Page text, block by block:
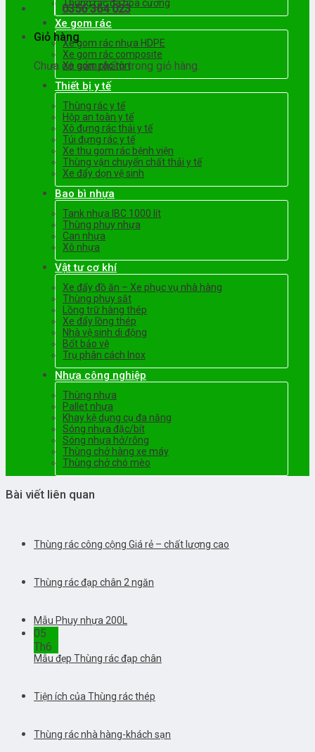
0356 364 023
Giỏ hàng
Chưa có sản phẩm trong giỏ hàng.
Thùng rác đá hoa cương
Xe gom rác
Xe gom rác nhựa HDPE
Xe gom rác composite
Xe gom rác tôn
Thiết bị y tế
Thùng rác y tế
Hộp an toàn y tế
Xô đựng rác thải y tế
Túi đựng rác y tế
Xe thu gom rác bệnh viện
Thùng vận chuyển chất thải y tế
Xe đẩy dọn vệ sinh
Bao bì nhựa
Tank nhựa IBC 1000 lít
Thùng phuy nhựa
Can nhựa
Xô nhựa
Vật tư cơ khí
Xe đẩy đồ ăn – Xe phục vụ nhà hàng
Thùng phuy sắt
Lồng trữ hàng thép
Xe đẩy lồng thép
Nhà vệ sinh di động
Bốt bảo vệ
Trụ phân cách Inox
Nhựa công nghiệp
Thùng nhựa
Pallet nhựa
Khay kệ dụng cụ đa năng
Sóng nhựa đặc/bít
Sóng nhựa hở/rỗng
Thùng chở hàng xe máy
Thùng chở chó mèo
Bài viết liên quan
Thùng rác công cộng Giá rẻ – chất lượng cao
Thùng rác đạp chân 2 ngăn
Mẫu Phuy nhựa 200L
05
Th6
Mẫu đẹp Thùng rác đạp chân
Tiện ích của Thùng rác thép
Thùng rác nhà hàng-khách sạn